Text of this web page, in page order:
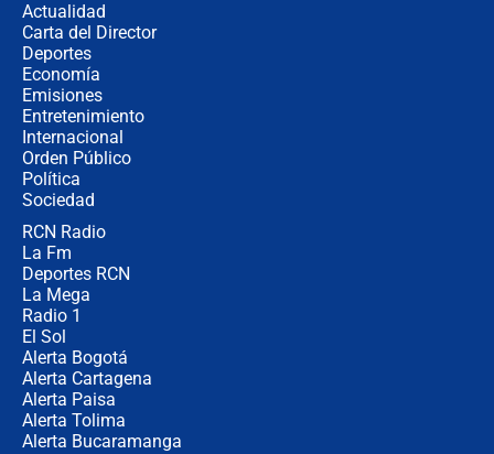
Actualidad
Carta del Director
Deportes
Economía
Emisiones
Entretenimiento
Internacional
Orden Público
Política
Sociedad
RCN Radio
La Fm
Deportes RCN
La Mega
Radio 1
El Sol
Alerta Bogotá
Alerta Cartagena
Alerta Paisa
Alerta Tolima
Alerta Bucaramanga